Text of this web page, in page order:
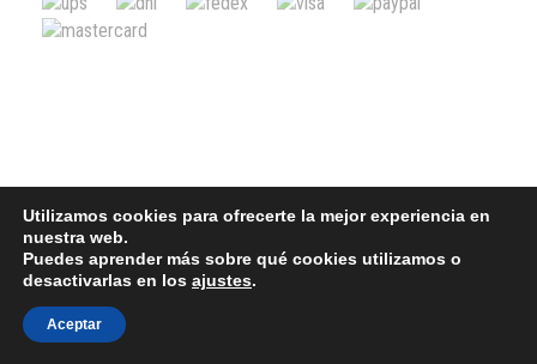
Utilizamos cookies para ofrecerte la mejor experiencia en
nuestra web.
Puedes aprender más sobre qué cookies utilizamos o
desactivarlas en los ajustes.
Aceptar